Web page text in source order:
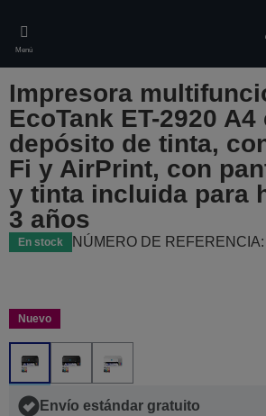
main
content
Menú
Impresora
EcoTank ET-2920 A4
depósito de tinta,
Fi y AirPrint, con
y tinta incluida para
3 años
En stock NÚMERO DE
Nuevo
Envío estándar gratuito